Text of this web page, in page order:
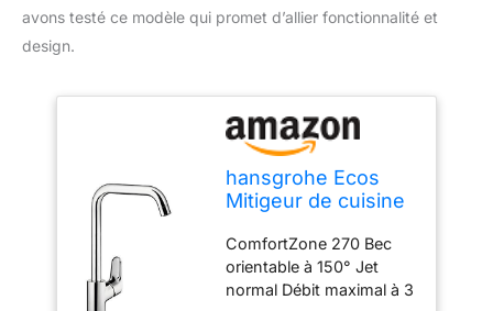
avons testé ce modèle qui promet d’allier fonctionnalité et
design.
hansgrohe Ecos
Mitigeur de cuisine
14816000
ComfortZone 270 Bec
orientable à 150° Jet
normal Débit maximal à 3